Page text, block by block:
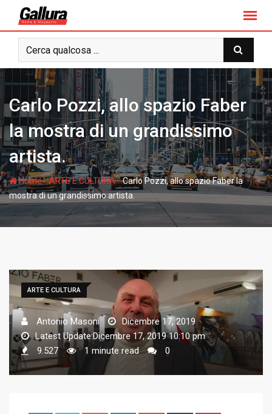
t
o
n
t
e
n
t
Carlo Pozzi, allo spazio Faber
la mostra di un grandissimo
artista.
Home-ARTE E CULTURA-Carlo Pozzi, allo spazio Faber la
mostra di un grandissimo artista.
ARTE E CULTURA
Antonio Masoni
Dicembre 17, 2019
Latest Update:Dicembre 17, 2019 10:10 pm
9.527
1 minute read 0